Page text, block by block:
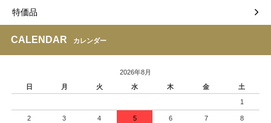
特価品
CALENDAR カレンダー
2026年8月
日
月 火 水 木 金 土
1
2 3 4 5 6 7 8